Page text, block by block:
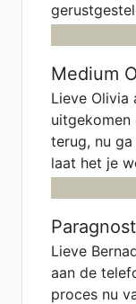
Medium
Lieve Olivia
uitgekomen
terug, nu
laat het je
Lieve
aan de
proces nu